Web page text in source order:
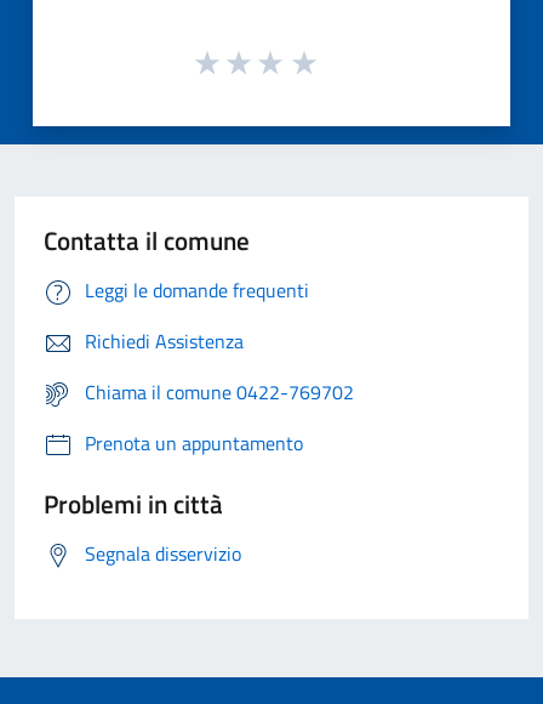
Contatta il comune
Leggi le domande frequenti
Richiedi Assistenza
Chiama il comune 0422-769702
Prenota un appuntamento
Problemi in città
Segnala disservizio